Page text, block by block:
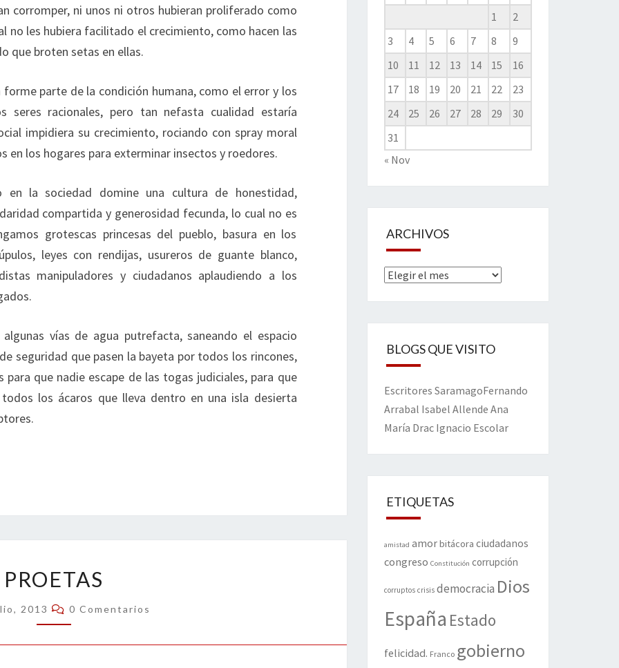
corromper, ni unos ni otros hubieran proliferado como
no les hubiera facilitado el crecimiento, como hacen las
que broten setas en ellas.
parte de la condición humana, como el error y los
seres racionales, pero tan nefasta cualidad estaría
impidiera su crecimiento, rociando con spray moral
en los hogares para exterminar insectos y roedores.
en la sociedad domine una cultura de honestidad,
compartida y generosidad fecunda, lo cual no es
grotescas princesas del pueblo, basura en los
leyes con rendijas, usureros de guante blanco,
manipuladores y ciudadanos aplaudiendo a los
vías de agua putrefacta, saneando el espacio
seguridad que pasen la bayeta por todos los rincones,
que nadie escape de las togas judiciales, para que
los ácaros que lleva dentro en una isla desierta
PROETAS
2013 Comentarios
0 Comentarios
1
2
3
4 5 6 7 8
9
10
11 12 13 14 15
16
17
18 19 20 21 22
23
24
25 26 27 28 29
30
31
« Nov
ARCHIVOS
Archivos
BLOGS QUE VISITO
Escritores SaramagoFernando
Arrabal Isabel Allende Ana
María Drac Ignacio Escolar
ETIQUETAS
amistad amorbitácora ciudadanos
congreso Constitución corrupción
corruptos crisis democracia Dios
España Estado
felicidad. Franco gobierno